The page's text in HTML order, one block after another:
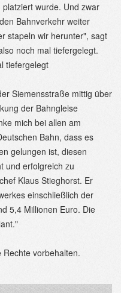
wurde. Und zwar
Bahnverkehr weiter
stapeln wir herunter", sagt
noch mal tiefergelegt.
tiefergelegt
Siemensstraße mittig über
der Bahngleise
mich bei allen am
Bahn, dass es
gelungen ist, diesen
und erfolgreich zu
Klaus Stieghorst. Er
einschließlich der
5,4 Millionen Euro. Die
vorbehalten.